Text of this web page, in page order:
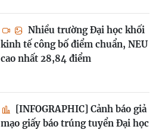
Nhiều trường Đại học khối
kinh tế công bố điểm chuẩn, NEU
cao nhất 28,84 điểm
[INFOGRAPHIC] Cảnh báo giả
mạo giấy báo trúng tuyển Đại học